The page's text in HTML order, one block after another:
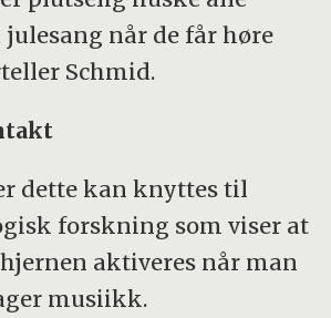
julesang når de får høre
Schmid.
dette kan knyttes til
forskning som viser at
aktiveres når man
musiikk.